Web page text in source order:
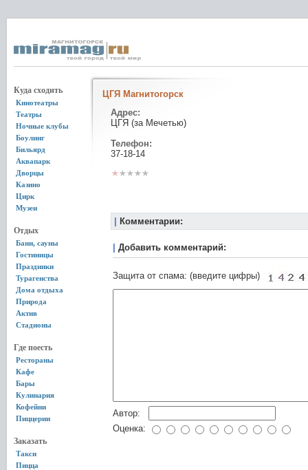
Куда сходить
Кинотеатры
Театры
Ночные клубы
Боулинг
Бильярд
Аквапарк
Дворцы
Казино
Цирк
Музеи
Отдых
Бани, сауны
Гостиницы
Праздники
Турагенства
Дома отдыха
Природа
Актив
Стадионы
Где поесть
Рестораны
Кафе
Бары
Кулинария
Кофейни
Пиццерии
Заказать
Такси
Пицца
ЦГЯ Магнитогорск
Адрес:
ЦГЯ (за Мечетью)
Телефон:
37-18-14
Комментарии:
Добавить комментарий:
Защита от спама: (введите цифры)
Автор:
Оценка: